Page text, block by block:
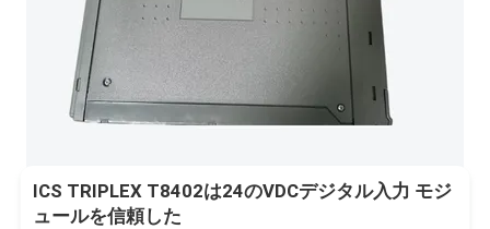
ICS TRIPLEX T8402は24のVDCデジタル入力 モジ
ュールを信頼した